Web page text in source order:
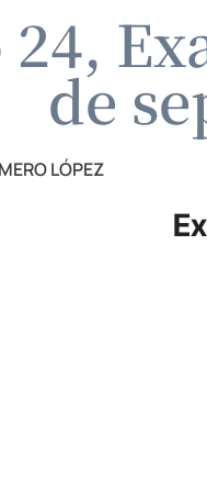
de
LÓPEZ